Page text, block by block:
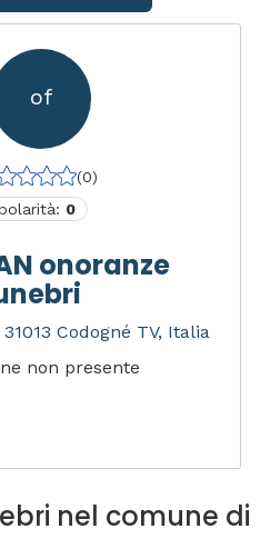
of
(0)
0
onoranze
Codogné TV, Italia
non presente
nel comune di